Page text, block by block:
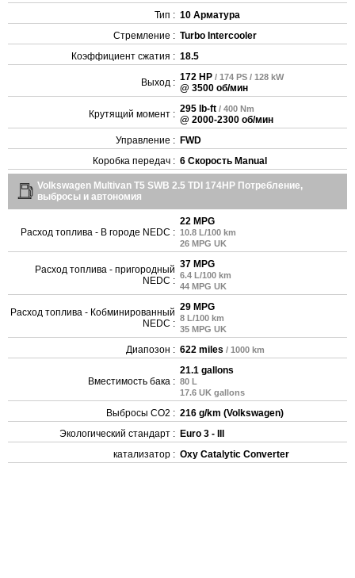
Тип : 10 Арматура
Стремление : Turbo Intercooler
Коэффициент сжатия : 18.5
Выход : 172 HP / 174 PS / 128 kW
@ 3500 об/мин
Крутящий момент : 295 lb-ft / 400 Nm
@ 2000-2300 об/мин
Управление : FWD
Коробка передач : 6 Скорость Manual
Volkswagen Multivan T5 SWB 2.5 TDI 174HP Потребление,
выбросы и автономия
Расход топлива - В городе NEDC :
22 MPG
10.8 L/100 km
26 MPG UK
Расход топлива - пригородный
NEDC :
37 MPG
6.4 L/100 km
44 MPG UK
Расход топлива - Кобминированный
NEDC :
29 MPG
8 L/100 km
35 MPG UK
Диапозон : 622 miles / 1000 km
Вместимость бака :
21.1 gallons
80 L
17.6 UK gallons
Выбросы CO2 : 216 g/km (Volkswagen)
Экологический стандарт : Euro 3 - III
катализатор : Oxy Catalytic Converter